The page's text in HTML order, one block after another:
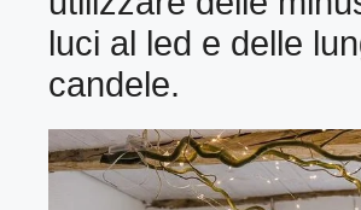
luci al led e delle
candele.